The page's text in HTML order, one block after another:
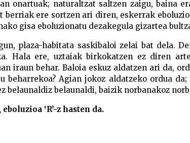
onartuak; naturaltzat saltzen zaigu, baina
berriak ere sortzen ari diren, eskerrak
gisa eboluzionatu dezakegula gizartea
plaza-habitata saskibaloi zelai bat dela.
Hala ere, uztaiak birkokatzen ez diren
iraun behar. Baloia eskuz aldatzen ari da,
beharrekoa? Agian jokoz aldatzeko ordua
belaunaldiz belaunaldi, baizik norbanakoz
‘R’-z hasten da.